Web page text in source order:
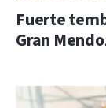
Fuerte
Gran